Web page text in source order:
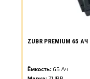
ZUBR PREMIUM 65
Ёмкость: 65 Ач